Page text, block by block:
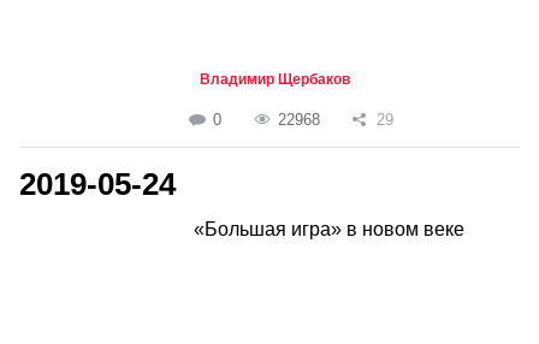
Владимир Щербаков
0 22968 29
2019-05-24
«Большая игра» в новом веке